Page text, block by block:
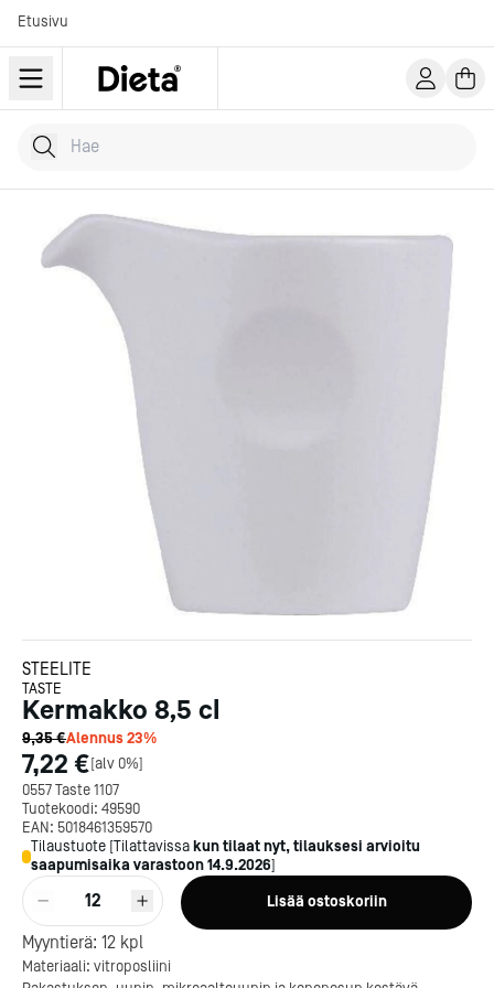
Etusivu
Hae tuotteita
Kirjoita hakusana...
STEELITE
TASTE
Kermakko 8,5 cl
9,35 €Alennus23%
7,22 €[alv 0%]
0557 Taste 1107
Tuotekoodi: 49590
EAN: 5018461359570
Tilaustuote [Tilattavissa kun tilaat nyt, tilauksesi arvioitu
saapumisaika varastoon14.9.2026]
12 Lisää ostoskoriin
Myyntierä: 12 kpl
Materiaali: vitroposliini
Kotipizza on vuonna 1987
perustettu yritys, jolla on yli